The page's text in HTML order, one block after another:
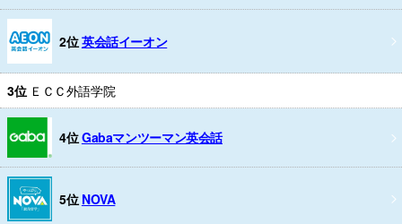
2位英会話イーオン
3位 ＥＣＣ外語学院
4位Gabaマンツーマン英会話
5位 NOVA